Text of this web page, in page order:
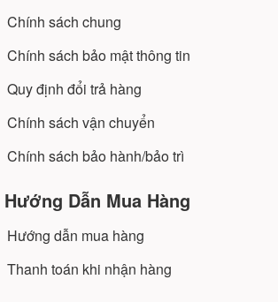
Chính sách chung
Chính sách bảo mật thông tin
Quy định đổi trả hàng
Chính sách vận chuyển
Chính sách bảo hành/bảo trì
Hướng Dẫn Mua Hàng
Hướng dẫn mua hàng
Thanh toán khi nhận hàng